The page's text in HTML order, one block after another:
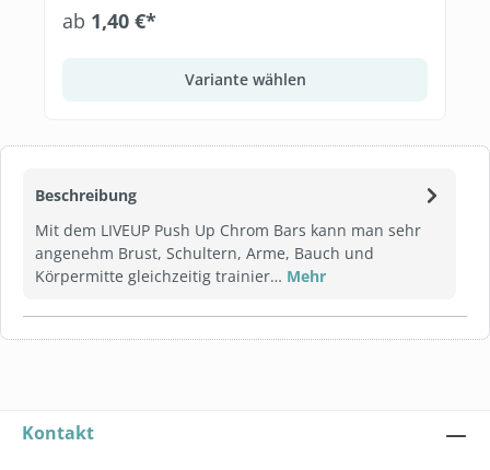
Beschreibung
Mit dem LIVEUP Push Up Chrom Bars kann man sehr
angenehm Brust, Schultern, Arme, Bauch und
Körpermitte gleichzeitig trainier… Mehr
ab 1,40 €*
Variante wählen
Kontakt